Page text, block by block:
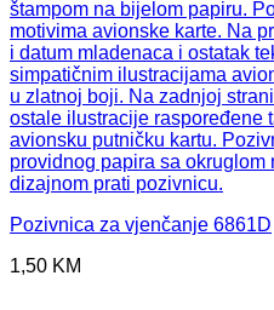
Pozivnica za vjenčanje 6861D
1,50 KM